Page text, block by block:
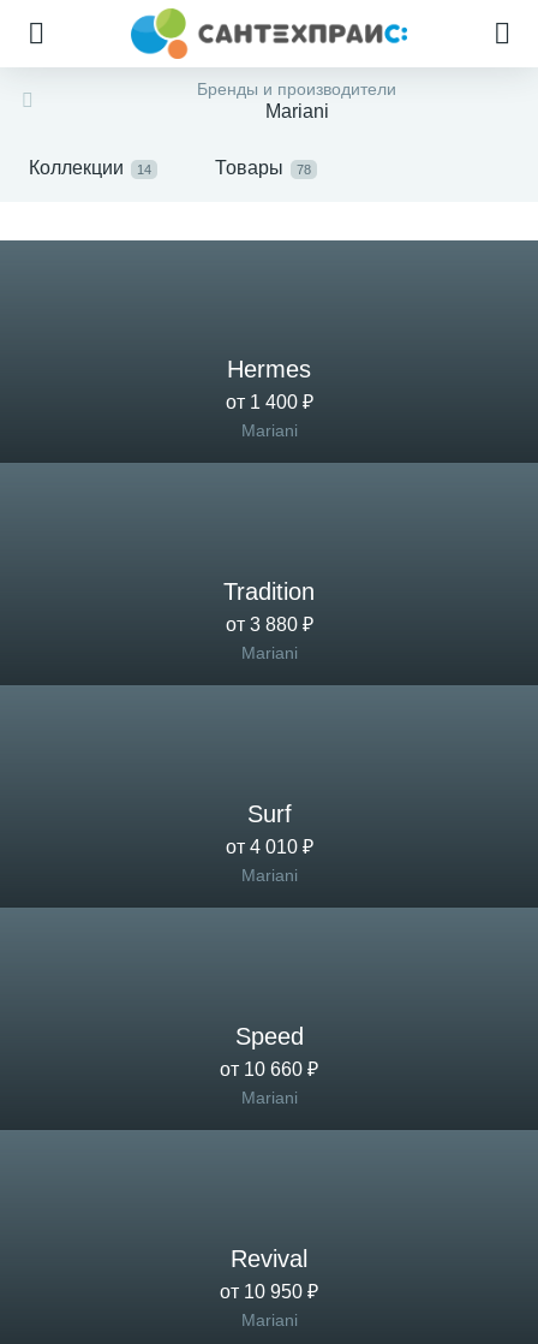
Бренды и производители
Mariani
Коллекции 14 Товары 78
Hermes
от 1 400 ₽
Mariani
Tradition
от 3 880 ₽
Mariani
Surf
от 4 010 ₽
Mariani
Speed
от 10 660 ₽
Mariani
Revival
от 10 950 ₽
Mariani